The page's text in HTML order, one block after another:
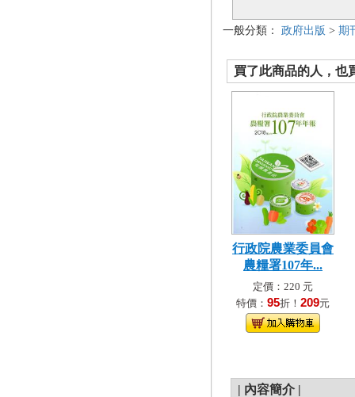
一般分類： 政府出版 > 期
買了此商品的人，也
行政院農業委員會
農糧署107年...
定價：220 元
特價： 95折！ 209元
| 內容簡介 |